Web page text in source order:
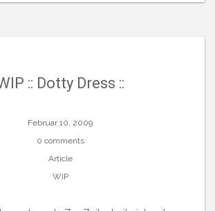
:: Dotty Dress ::
Februar 10, 2009
0 comments
Article
WIP